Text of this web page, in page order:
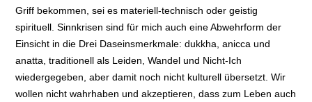
Griff bekommen, sei es materiell-technisch oder geistig
spirituell. Sinnkrisen sind für mich auch eine Abwehrform der
Einsicht in die Drei Daseinsmerkmale: dukkha, anicca und
anatta, traditionell als Leiden, Wandel und Nicht-Ich
wiedergegeben, aber damit noch nicht kulturell übersetzt. Wir
wollen nicht wahrhaben und akzeptieren, dass zum Leben auch